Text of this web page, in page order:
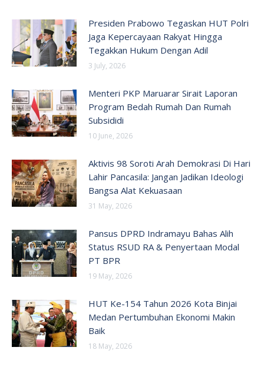
Presiden Prabowo Tegaskan HUT Polri
Jaga Kepercayaan Rakyat Hingga
Tegakkan Hukum Dengan Adil
3 July, 2026
Menteri PKP Maruarar Sirait Laporan
Program Bedah Rumah Dan Rumah
Subsididi
10 June, 2026
Aktivis 98 Soroti Arah Demokrasi Di Hari
Lahir Pancasila: Jangan Jadikan Ideologi
Bangsa Alat Kekuasaan
31 May, 2026
Pansus DPRD Indramayu Bahas Alih
Status RSUD RA & Penyertaan Modal
PT BPR
19 May, 2026
HUT Ke-154 Tahun 2026 Kota Binjai
Medan Pertumbuhan Ekonomi Makin
Baik
18 May, 2026